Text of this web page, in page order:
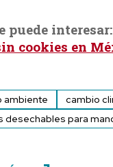
puede interesar:
cookies en
ambiente cambio
desechables para